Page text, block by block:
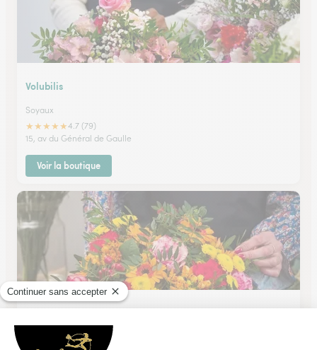
Volubilis
Soyaux
★★★★★4.7 (79)
15, av du Général de Gaulle
Voir la boutique
Sophie Fleurs
Angouleme